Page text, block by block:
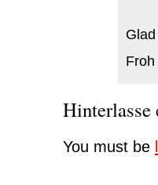
Hinterlasse
You must be